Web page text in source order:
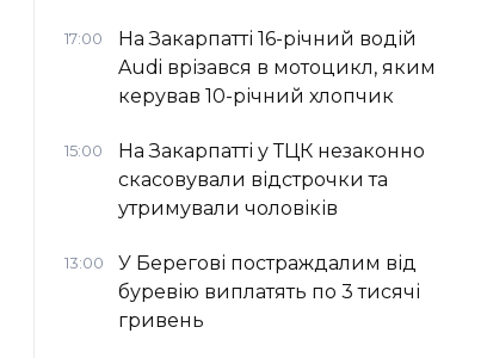
17:00
На Закарпатті 16-річний водій
Audi врізався в мотоцикл, яким
керував 10-річний хлопчик
15:00
На Закарпатті у ТЦК незаконно
скасовували відстрочки та
утримували чоловіків
13:00
У Берегові постраждалим від
буревію виплатять по 3 тисячі
гривень